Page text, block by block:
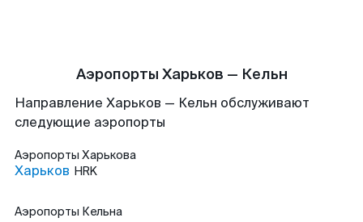
Аэропорты Харьков — Кельн
Направление Харьков — Кельн обслуживают
следующие аэропорты
Аэропорты Харькова
Харьков HRK
Аэропорты Кельна